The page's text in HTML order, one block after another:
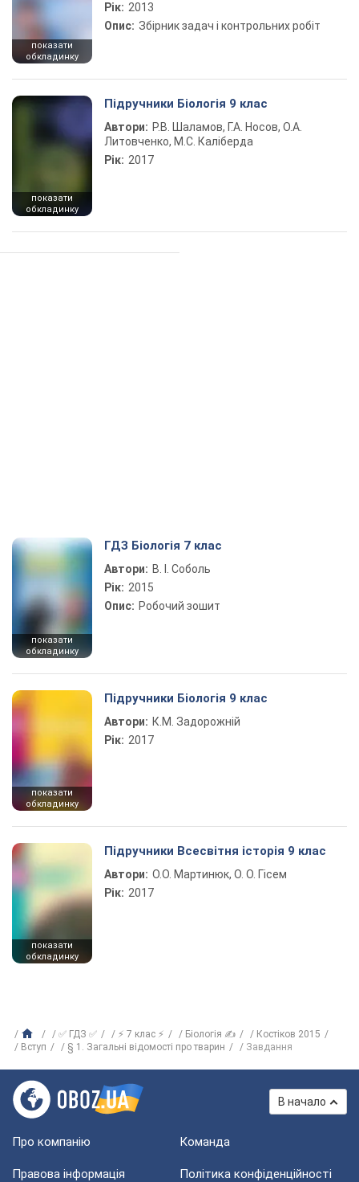
показати
обкладинку
Рік: 2013
Опис: Збірник задач і контрольних робіт
показати
обкладинку
Підручники Біологія 9 клас
Автори: Р.В. Шаламов, Г.А. Носов, О.А.
Литовченко, М.С. Каліберда
Рік: 2017
показати
обкладинку
ГДЗ Біологія 7 клас
Автори: В. І. Соболь
Рік: 2015
Опис: Робочий зошит
показати
обкладинку
Підручники Біологія 9 клас
Автори: К.М. Задорожній
Рік: 2017
показати
обкладинку
Підручники Всесвітня історія 9 клас
Автори: О.О. Мартинюк, О. О. Гісем
Рік: 2017
✅ ГДЗ ✅ ⚡ 7 клас ⚡ Біологія ✍
Костіков 2015
Вступ
§ 1. Загальні відомості про тварин Завдання
В начало
Про компанію Команда
Правова інформація Політика конфіденційності